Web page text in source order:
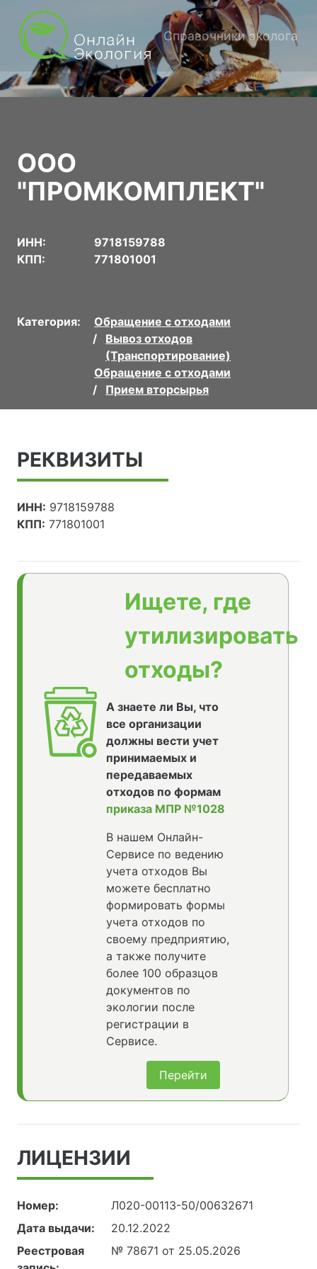
Справочники эколога
ООО
"ПРОМКОМПЛЕКТ"
ИНН:
9718159788
КПП:
771801001
Категория:
Обращение с отходами
Вывоз отходов
(Транспортирование)
Обращение с отходами
Прием вторсырья
РЕКВИЗИТЫ
ИНН: 9718159788
КПП: 771801001
Ищете, где
утилизировать
отходы?
А знаете ли Вы, что
все организации
должны вести учет
принимаемых и
передаваемых
отходов по формам
приказа МПР №1028
В нашем Онлайн-
Сервисе по ведению
учета отходов Вы
можете бесплатно
формировать формы
учета отходов по
своему предприятию,
а также получите
более 100 образцов
документов по
экологии после
регистрации в
Сервисе.
Перейти
ЛИЦЕНЗИИ
Номер:
Л020-00113-50/00632671
Дата выдачи:
20.12.2022
Реестровая
№ 78671 от 25.05.2026